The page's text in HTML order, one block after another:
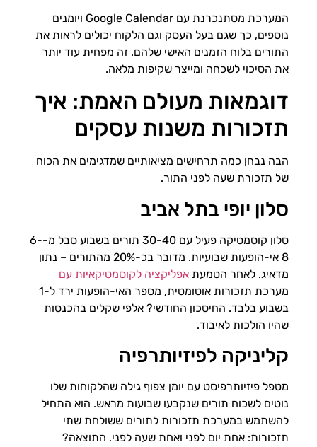
המערכת מסתנכרנת עם Google Calendar ויומנים
נוספים, כך שגם בעל העסק וגם הלקוח יכולים לראות את
התורים בלוח הזמנים האישי שלהם. זה מפחית עוד יותר
את הסיכוי לשכחה ומייצר שקיפות מלאה.
דוגמאות מעולם האמת: איך
תזכורות משנות עסקים
הבה נבחן כמה תרחישים מציאותיים שמדגימים את הכוח
של תזכורת שעה לפני התור.
סלון יופי בתל אביב
סלון קוסמטיקה פעיל עם 30-40 תורים בשבוע סבל מ-6-
8 אי-הופעות שבועיות. מדובר בכ-20% מהתורים – נתון
מדאיג. לאחר הטמעת אפליקציה לקוסמטיקאיות עם
מערכת תזכורות אוטומטית, מספר האי-הופעות ירד ל-1
בשבוע בלבד. החיסכון החודשי? אלפי שקלים בהכנסות
שהיו הולכות לאיבוד.
קליניקה לפיזיותרפיה
מטפל פיזיותרפיסט עם יומן צפוף גילה שהלקוחות שלו
נוטים לשכוח תורים שנקבעו שבועות מראש. הוא התחיל
להשתמש במערכת תזכורות לתורים ששולחת שתי
תזכורות: אחת יום לפני ואחת שעה לפני. התוצאה?